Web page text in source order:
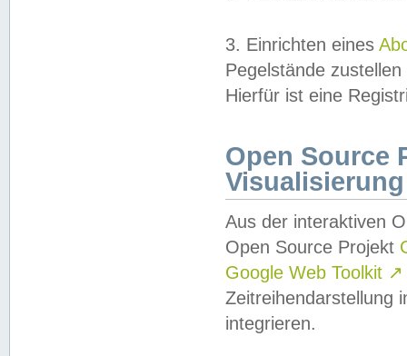
3. Einrichten eines
Pegelstände
Hierfür ist eine
Open Source
Visualisierung
Aus der interaktiven
Open Source Projekt
Google Web Toolkit ↗
Zeitreihendarstellung
integrieren.